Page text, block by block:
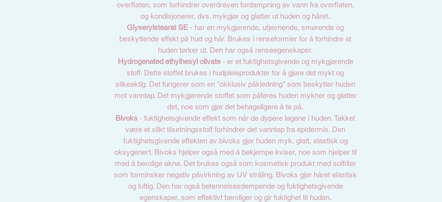
overflaten, som forhindrer overdreven fordampning av vann fra overflaten,
og kondisjonerer, dvs. mykgjør og glatter ut huden og håret.
Glyserylstearat SE - har en mykgjørende, utjevnende, smørende og
beskyttende effekt på hud og hår. Brukes i renseformler for å forhindre at
huden tørker ut. Den har også renseegenskaper.
Hydrogenated ethylhexyl olivate- er et fuktighetsgivende og mykgjørende
stoff. Dette stoffet brukes i hudpleieprodukter for å gjøre det mykt og
silkeaktig. Det fungerer som en "okklusiv påkledning" som beskytter huden
mot vanntap. Det mykgjørende stoffet som påføres huden mykner og glatter
det, noe som gjør det behageligere å ta på.
Bivoks - fuktighetsgivende effekt som når de dypere lagene i huden. Takket
være et slikt tilsetningsstoff forhindrer det vanntap fra epidermis. Den
fuktighetsgivende effekten av bivoks gjør huden myk, glatt, elastisk og
oksygenert. Bivoks hjelper også med å bekjempe kviser, noe som hjelper til
med å berolige akne. Det brukes også som kosmetisk produkt med solfilter
som forminsker negativ påvirkning av UV stråling. Bivoks gjør håret elastisk
og luftig. Den har også betennelsesdempende og fuktighetsgivende
egenskaper, som effektivt beroliger og gir fuktighet til huden.